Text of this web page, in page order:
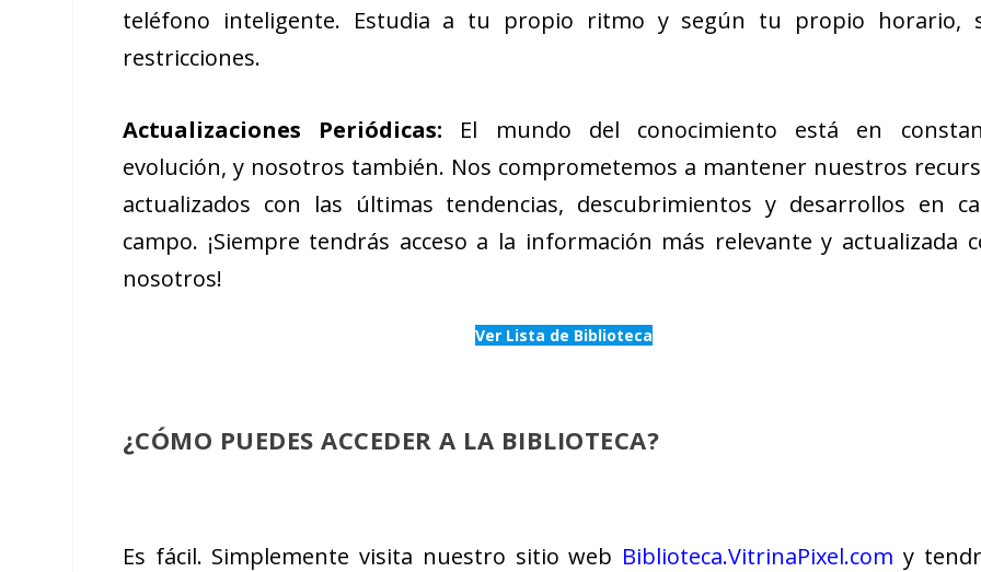
teléfono inteligente. Estudia a tu propio ritmo y según tu propio horario,
restricciones.
Actualizaciones Periódicas: El mundo del conocimiento está en
evolución, y nosotros también. Nos comprometemos a mantener nuestros
actualizados con las últimas tendencias, descubrimientos y desarrollos en
campo. ¡Siempre tendrás acceso a la información más relevante y actualizada
nosotros!
Ver Lista de Biblioteca
¿CÓMO PUEDES ACCEDER A LA BIBLIOTECA?
Es fácil. Simplemente visita nuestro sitio web Biblioteca.VitrinaPixel.com y